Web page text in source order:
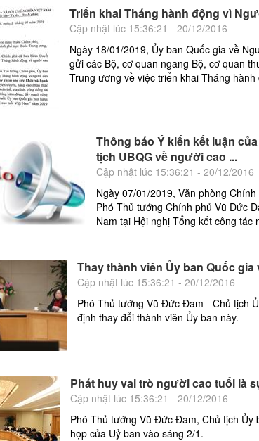
Triển khai Tháng hành động vì
Cập nhật lúc 15:36:21 - 20/12/2016
Ngày 18/01/2019, Ủy ban Quốc gia về
gửi các Bộ, cơ quan ngang Bộ, cơ quan
Trung ương về việc triển khai Tháng
Thông báo Ý kiến kết luận
tịch UBQG về người cao ...
Cập nhật lúc 15:36:21 - 20/12/2016
Ngày 07/01/2019, Văn phòng
Phó Thủ tướng Chính phủ Vũ Đức
Nam tại Hội nghị Tổng kết công
Thay thành viên Ủy ban Quốc
Cập nhật lúc 15:36:21 - 20/12/2016
Phó Thủ tướng Vũ Đức Đam - Chủ tịch
định thay đổi thành viên Ủy ban này.
Phát huy vai trò người cao tuổi là
Cập nhật lúc 15:36:21 - 20/12/2016
Phó Thủ tướng Vũ Đức Đam, Chủ tịch Ủy
họp của Uỷ ban vào sáng 2/1.